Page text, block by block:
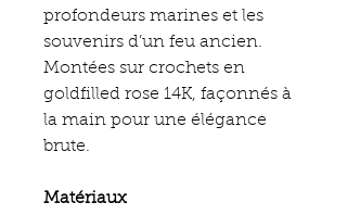
profondeurs marines et les
souvenirs d’un feu ancien.
Montées sur crochets en
goldfilled rose 14K, façonnés à
la main pour une élégance
brute.
Matériaux